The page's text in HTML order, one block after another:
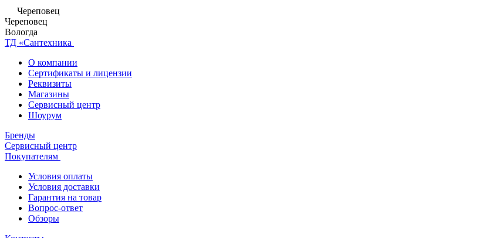
Череповец
Череповец
Вологда
ТД «Сантехника
О компании
Сертификаты и лицензии
Реквизиты
Магазины
Сервисный центр
Шоурум
Бренды
Сервисный центр
Покупателям
Условия оплаты
Условия доставки
Гарантия на товар
Вопрос-ответ
Обзоры